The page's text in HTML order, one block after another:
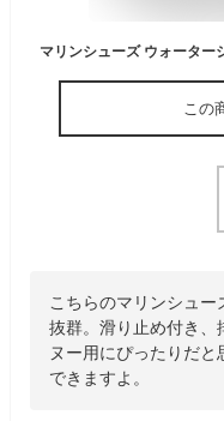
この
こちらのマリンシュ
抜群。滑り止め付き、
ヌー用にぴったりだ
できますよ。